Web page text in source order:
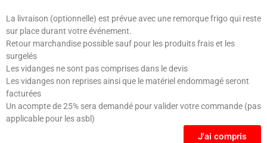
Produits similaires
La livraison (optionnelle) est prévue avec une remorque frigo qui reste
sur place durant votre événement.
Retour marchandise possible sauf pour les produits frais et les
surgelés
Les vidanges ne sont pas comprises dans le devis
Les vidanges non reprises ainsi que le matériel endommagé seront
facturées
Un acompte de 25% sera demandé pour valider votre commande (pas
applicable pour les asbl)
J'ai compris